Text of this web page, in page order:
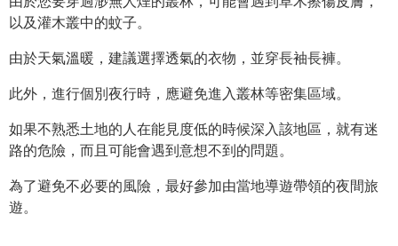
以及灌木叢中的蚊子。
由於天氣溫暖，建議選擇透氣的衣物，並穿長袖長褲。
此外，進行個別夜行時，應避免進入叢林等密集區域。
如果不熟悉土地的人在能見度低的時候深入該地區，就有迷
路的危險，而且可能會遇到意想不到的問題。
為了避免不必要的風險，最好參加由當地導遊帶領的夜間旅
遊。